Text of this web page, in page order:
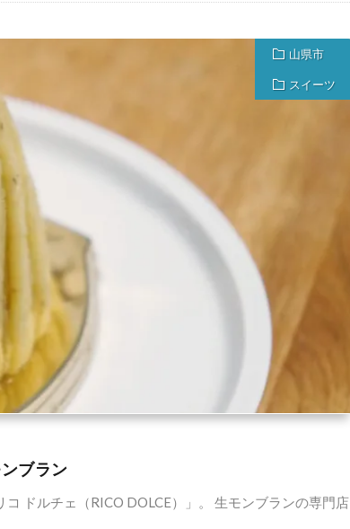
山県市
スイーツ
ブラン
ドルチェ（RICO DOLCE）」。 生モンブランの専門店